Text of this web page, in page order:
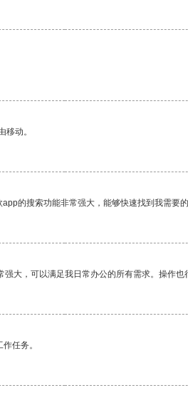
动。
的搜索功能非常强大，能够快速找到我需要的
大，可以满足我日常办公的所有需求。操作也
任务。